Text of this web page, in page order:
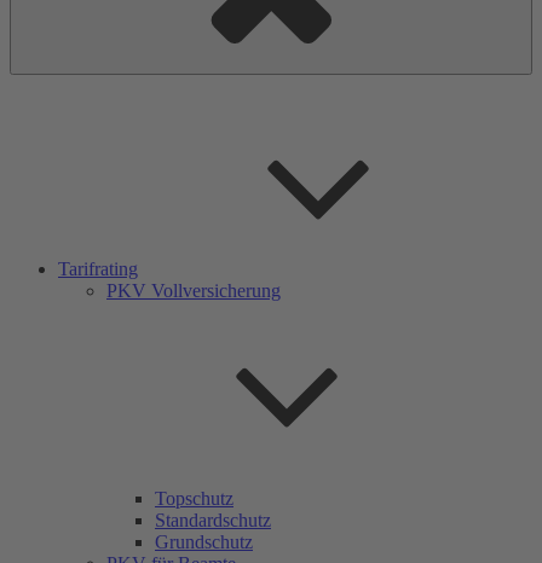
Tarifrating
PKV Vollversicherung
Topschutz
Standardschutz
Grundschutz